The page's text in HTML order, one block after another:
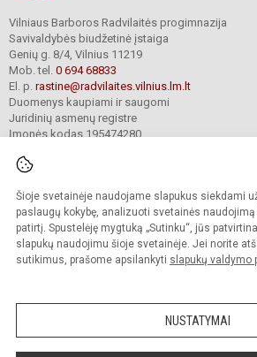
Šioje svetainėje naudojame slapukus siekdami
paslaugų kokybę, analizuoti svetainės
patirtį. Spustelėję mygtuką „Sutinku“, jūs
slapukų naudojimu šioje svetainėje. Jei norite
sutikimus, prašome apsilankyti slapukų valdymo
NUSTATYMAI
Vilniaus Barboros Radvilaitės progimnazija
Savivaldybės biudžetinė įstaiga
Genių g. 8/4, Vilnius 11219
Mob. tel. 0 694 68833
El. p. rastine@radvilaites.vilnius.lm.lt
Duomenys kaupiami ir saugomi
Juridinių asmenų registre
Įmonės kodas 195474280
© 2023. Vilniaus Barboros Radvilaitės
Kopijuoti turinį be raštiško įstaigos administracijos
Prieinamumo paraiška Slapukų
Sumanus būdas atnaujinti